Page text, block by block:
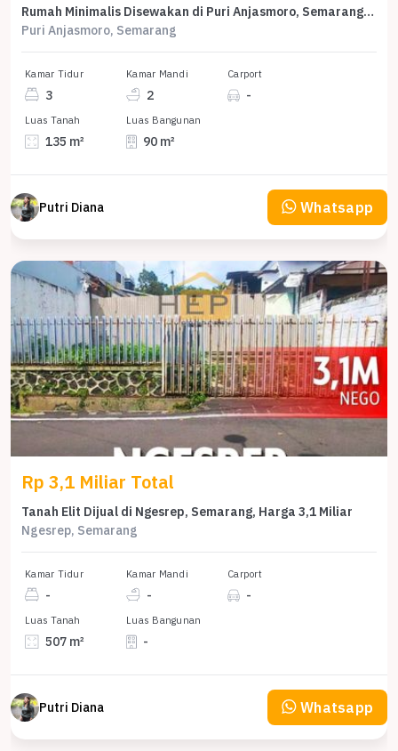
Rumah Minimalis Disewakan di Puri Anjasmoro, Semarang, Harga Ekonomis
Puri Anjasmoro, Semarang
Kamar Tidur
3
Kamar Mandi
2
Carport
-
Luas Tanah
135 m²
Luas Bangunan
90 m²
Putri Diana Whatsapp
Rp 3,1 Miliar Total
Tanah Elit Dijual di Ngesrep, Semarang, Harga 3,1 Miliar
Ngesrep, Semarang
Kamar Tidur
-
Kamar Mandi
-
Carport
-
Luas Tanah
507 m²
Luas Bangunan
-
Putri Diana Whatsapp